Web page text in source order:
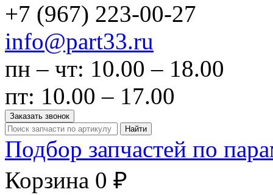
+7 (967) 223-00-27
info@part33.ru
пн – чт: 10.00 – 18.00
пт: 10.00 – 17.00
Заказать звонок
Найти
Подбор запчастей по
Корзина 0 ₽